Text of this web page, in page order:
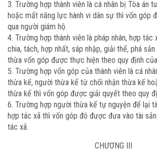
3. Trường hợp thành viên là cá nhân bị Tòa án
hoặc mất năng lực hành vi dân sự thì vốn góp
qua người giám hộ.
4. Trường hợp thành viên là pháp nhân, hợp tác
chia, tách, hợp nhất, sáp nhập, giải thể, phá
thừa vốn góp được thực hiện theo quy định
5. Trường hợp vốn góp của thành viên là cá
thừa kế, người thừa kế từ chối nhận thừa kế
thừa kế thì vốn góp được giải quyết theo quy
6. Trường hợp người thừa kế tự nguyện để lại
hợp tác xã thì vốn góp đó được đưa vào tài
tác xã.
CHƯƠNG III